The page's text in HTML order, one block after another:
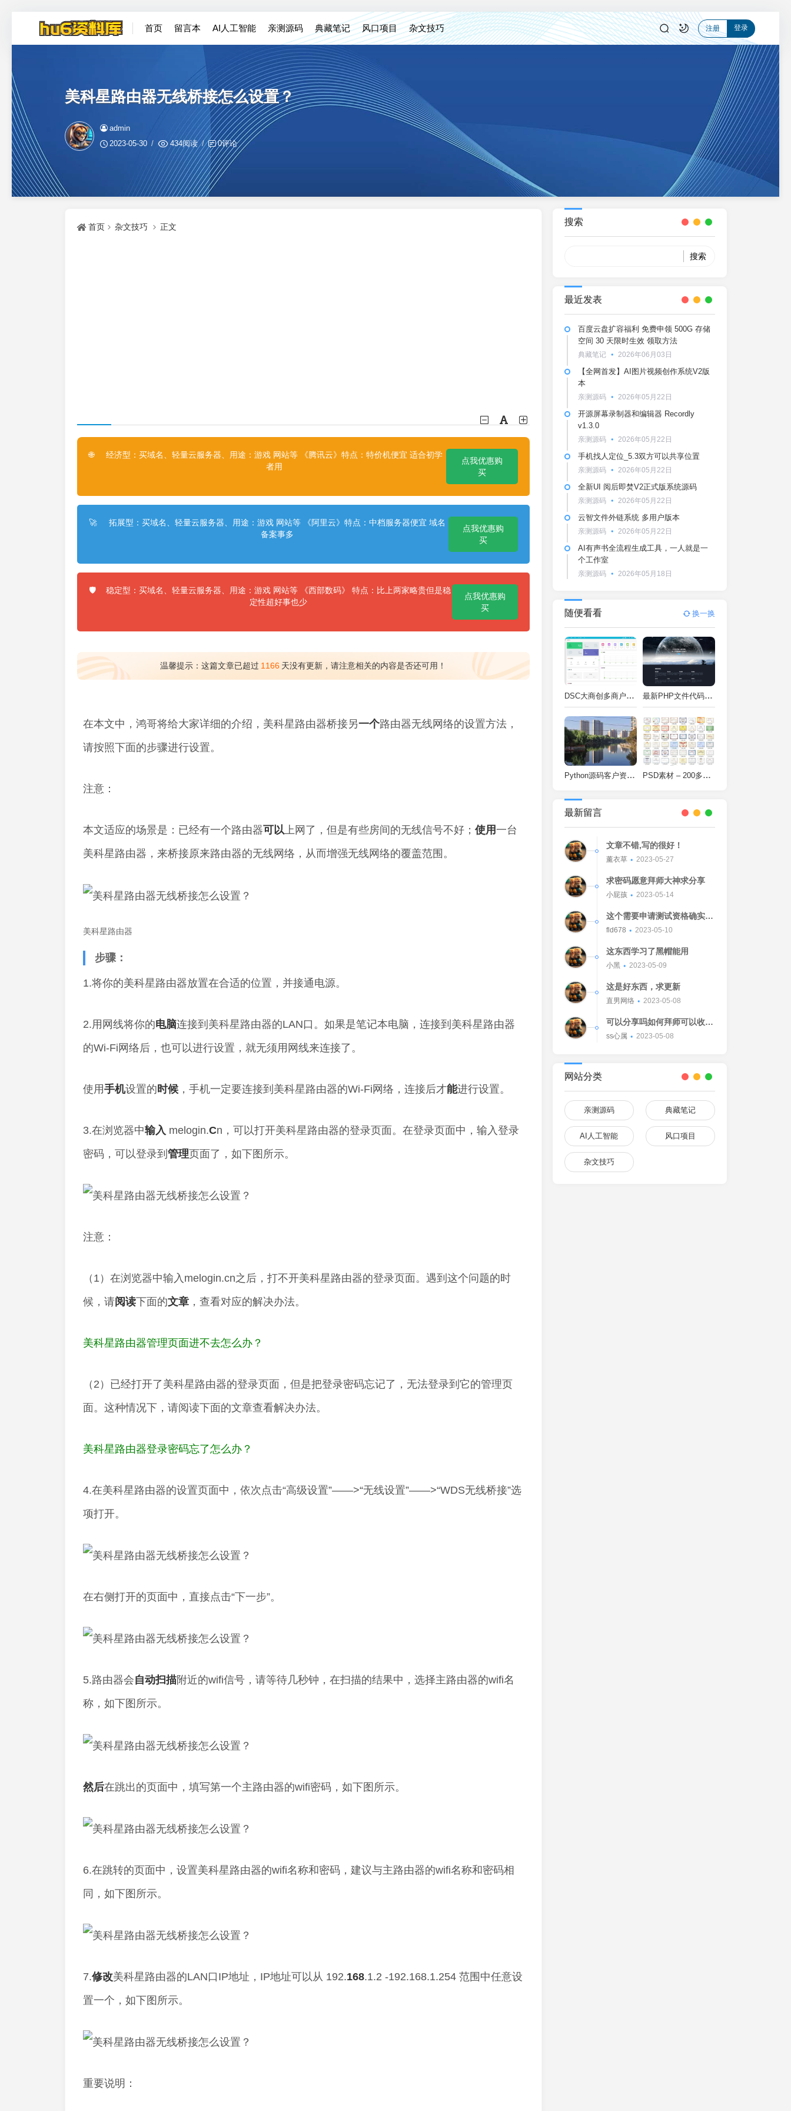
首页 留言本 AI人工智能 亲测源码 典藏笔记 风口项目 杂文技巧 注册 登录
美科星路由器无线桥接怎么设置？
admin
2023-05-30
434阅读 0评论
首页 杂文技巧 正文
🌐
经济型：买域名、轻量云服务器、用途：游戏 网站等 《腾讯云》特点：特价机便宜 适合初学
者用
点我优惠购
买
🚀
拓展型：买域名、轻量云服务器、用途：游戏 网站等 《阿里云》特点：中档服务器便宜 域名
备案事多
点我优惠购
买
🛡️
稳定型：买域名、轻量云服务器、用途：游戏 网站等 《西部数码》 特点：比上两家略贵但是稳
定性超好事也少
点我优惠购
买
温馨提示：这篇文章已超过 1166 天没有更新，请注意相关的内容是否还可用！
在本文中，鸿哥将给大家详细的介绍，美科星路由器桥接另一个路由器无线网络的设置方法，
请按照下面的步骤进行设置。
注意：
本文适应的场景是：已经有一个路由器可以上网了，但是有些房间的无线信号不好； 使用一台
美科星路由器，来桥接原来路由器的无线网络，从而增强无线网络的覆盖范围。
美科星路由器
步骤：
1.将你的美科星路由器放置在合适的位置，并接通电源。
2.用网线将你的电脑连接到美科星路由器的LAN口。如果是笔记本电脑，连接到美科星路由器
的Wi-Fi网络后，也可以进行设置，就无须用网线来连接了。
使用手机设置的 时候，手机一定要连接到美科星路由器的Wi-Fi网络，连接后才能进行设置。
3.在浏览器中输入 melogin.Cn，可以打开美科星路由器的登录页面。在登录页面中，输入登录
密码，可以登录到 管理页面了，如下图所示。
注意：
（1）在浏览器中输入melogin.cn之后，打不开美科星路由器的登录页面。遇到这个问题的时
候，请阅读下面的文章，查看对应的解决办法。
美科星路由器管理页面进不去怎么办？
（2）已经打开了美科星路由器的登录页面，但是把登录密码忘记了，无法登录到它的管理页
面。这种情况下，请阅读下面的文章查看解决办法。
美科星路由器登录密码忘了怎么办？
4.在美科星路由器的设置页面中，依次点击“高级设置”——>“无线设置”——>“WDS无线桥接”选
项打开。
在右侧打开的页面中，直接点击“下一步”。
5.路由器会自动扫描附近的wifi信号，请等待几秒钟，在扫描的结果中，选择主路由器的wifi名
称，如下图所示。
然后在跳出的页面中，填写第一个主路由器的wifi密码，如下图所示。
6.在跳转的页面中，设置美科星路由器的wifi名称和密码，建议与主路由器的wifi名称和密码相
同，如下图所示。
7.修改美科星路由器的LAN口IP地址，IP地址可以从 192.168.1.2 -192.168.1.254 范围中任意设
置一个，如下图所示。
重要说明：
搜索
最近发表
百度云盘扩容福利 免费申领 500G 存储
空间 30 天限时生效 领取方法
典藏笔记 2026年06月03日
【全网首发】AI图片视频创作系统V2版
本
亲测源码 2026年05月22日
开源屏幕录制器和编辑器 Recordly
v1.3.0
亲测源码 2026年05月22日
手机找人定位_5.3双方可以共享位置
亲测源码 2026年05月22日
全新UI 阅后即焚V2正式版系统源码
亲测源码 2026年05月22日
云智文件外链系统 多用户版本
亲测源码 2026年05月22日
AI有声书全流程生成工具，一人就是一
个工作室
亲测源码 2026年05月18日
随便看看 换一换
DSC大商创多商户电商系统完整部署教程（附PHP7.4/PHP8兼容修复方案） 最新PHP文件代码加密系统 在线PHP加密系统 全开源 亲测可用
Python源码客户资料管理系统V2.2一键运行 PSD素材 – 200多种类型证书PSD源码
最新留言
文章不错,写的很好！
薰衣草 2023-05-27
求密码愿意拜师大神求分享
小屁孩 2023-05-14
这个需要申请测试资格确实不
错的东西
fld678 2023-05-10
这东西学习了黑帽能用
小黑 2023-05-09
这是好东西，求更新
直男网络 2023-05-08
可以分享吗如何拜师可以收我
吗[Watermelon]
ss心属 2023-05-08
网站分类
亲测源码 典藏笔记
AI人工智能 风口项目
杂文技巧